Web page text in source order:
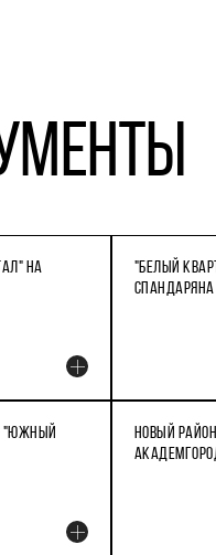
НА
"БЕЛЫЙ
СПАНДАРЯНА
"ЮЖНЫЙ
НОВЫЙ